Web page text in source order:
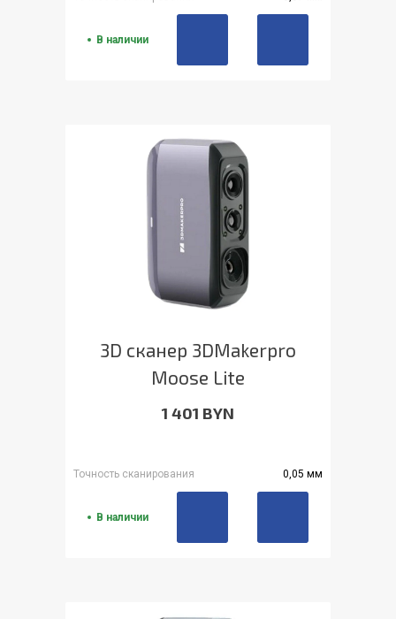
В наличии
3D сканер 3DMakerpro
Moose Lite
1 401 BYN
Точность сканирования 0,05 мм
В наличии